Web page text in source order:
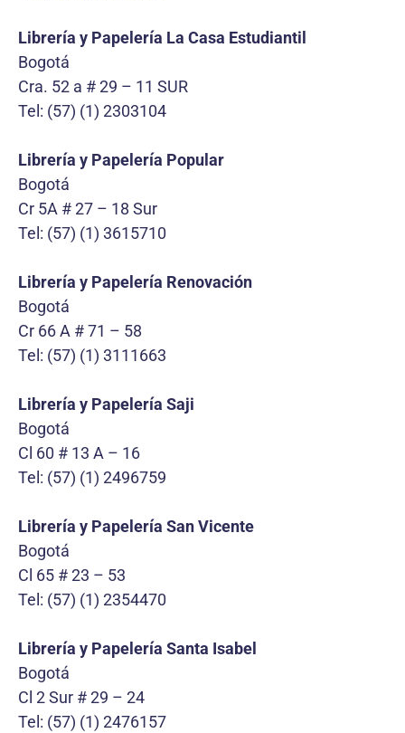
Librería y Papelería La Casa Estudiantil
Bogotá
Cra. 52 a # 29 – 11 SUR
Tel: (57) (1) 2303104
Librería y Papelería Popular
Bogotá
Cr 5A # 27 – 18 Sur
Tel: (57) (1) 3615710
Librería y Papelería Renovación
Bogotá
Cr 66 A # 71 – 58
Tel: (57) (1) 3111663
Librería y Papelería Saji
Bogotá
Cl 60 # 13 A – 16
Tel: (57) (1) 2496759
Librería y Papelería San Vicente
Bogotá
Cl 65 # 23 – 53
Tel: (57) (1) 2354470
Librería y Papelería Santa Isabel
Bogotá
Cl 2 Sur # 29 – 24
Tel: (57) (1) 2476157